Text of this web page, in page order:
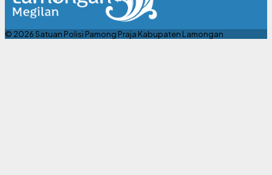
© 2026 Satuan Polisi Pamong Praja Kabupaten Lamongan